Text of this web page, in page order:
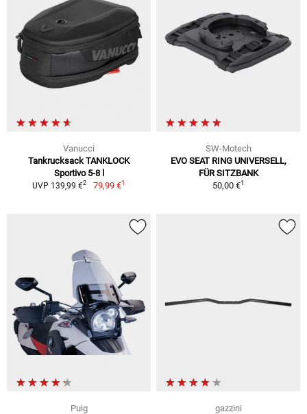
Vanucci
Tankrucksack TANKLOCK
Sportivo 5-8 l
UVP 139,99 €2 79,99 €1
SW-Motech
EVO SEAT RING UNIVERSELL,
FÜR SITZBANK
50,00 €1
Puig
gazzini